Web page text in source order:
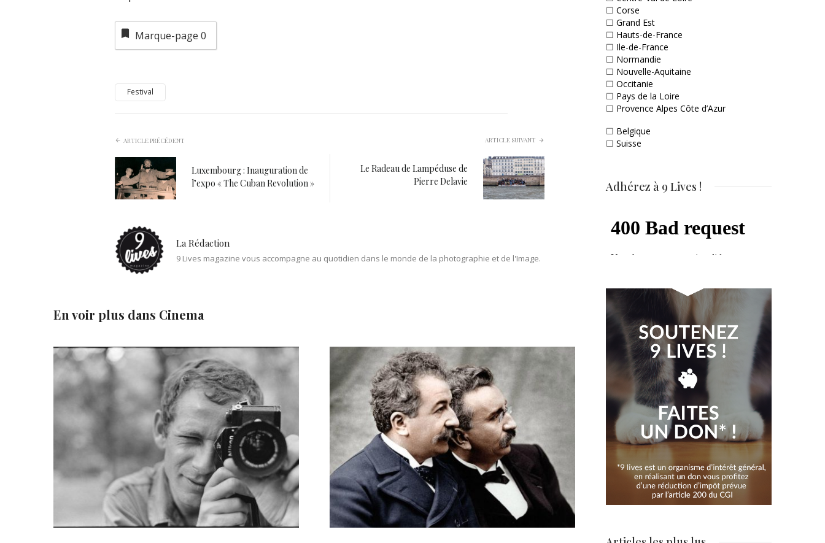
Marque-page 0
Festival
ARTICLE PRÉCÉDENT
Luxembourg : Inauguration de
l’expo « The Cuban Revolution »
ARTICLE SUIVANT
Le Radeau de Lampéduse de
Pierre Delavie
La Rédaction
9 Lives magazine vous accompagne au quotidien dans le monde de la photographie et de l'Image.
En voir plus dans Cinema
☐ Corse
☐ Grand Est
☐ Hauts-de-France
☐ Ile-de-France
☐ Normandie
☐ Nouvelle-Aquitaine
☐ Occitanie
☐ Pays de la Loire
☐ Provence Alpes Côte d’Azur
☐ Belgique
☐ Suisse
Adhérez à 9 Lives !